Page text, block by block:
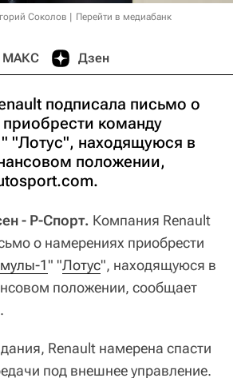
Соколов Перейти в медиабанк
МАКС Дзен
подписала письмо о
команду
"Лотус", находящуюся в
положении,
- Р-Спорт. Компания Renault
о намерениях приобрести
1" "Лотус", находящуюся в
положении, сообщает
.
Renault намерена спасти
под внешнее управление.